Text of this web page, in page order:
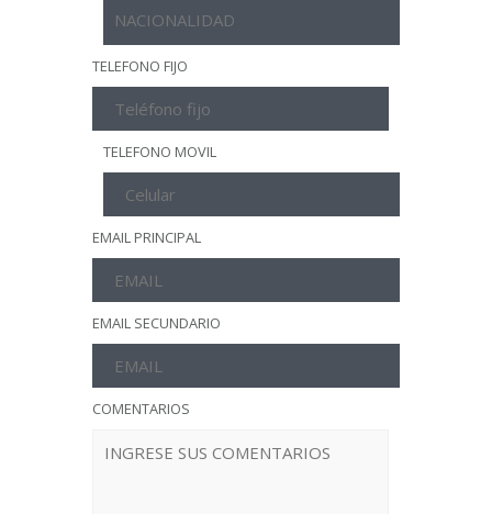
TELEFONO FIJO
TELEFONO MOVIL
EMAIL PRINCIPAL
EMAIL SECUNDARIO
COMENTARIOS